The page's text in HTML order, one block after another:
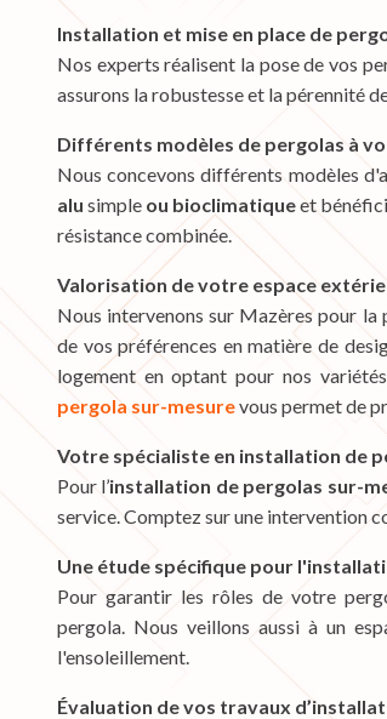
Installation et mise en place de
Nos experts réalisent la pose de vos
assurons la robustesse et la pérennité
Différents modèles de pergolas à
Nous concevons différents modèles
alu simple ou bioclimatiqueet
résistance combinée.
Valorisation de votre espace
Nous intervenons sur Mazères pour la
de vos préférences en matière de
logement en optant pour nos
pergola sur-mesurevous permet de
Votre spécialiste en installation de
Pour l’installation de pergolas sur-
service. Comptez sur une intervention
Une étude spécifique pour
Pour garantir les rôles de votre
pergola. Nous veillons aussi à un
l'ensoleillement.
Évaluation de vos travaux